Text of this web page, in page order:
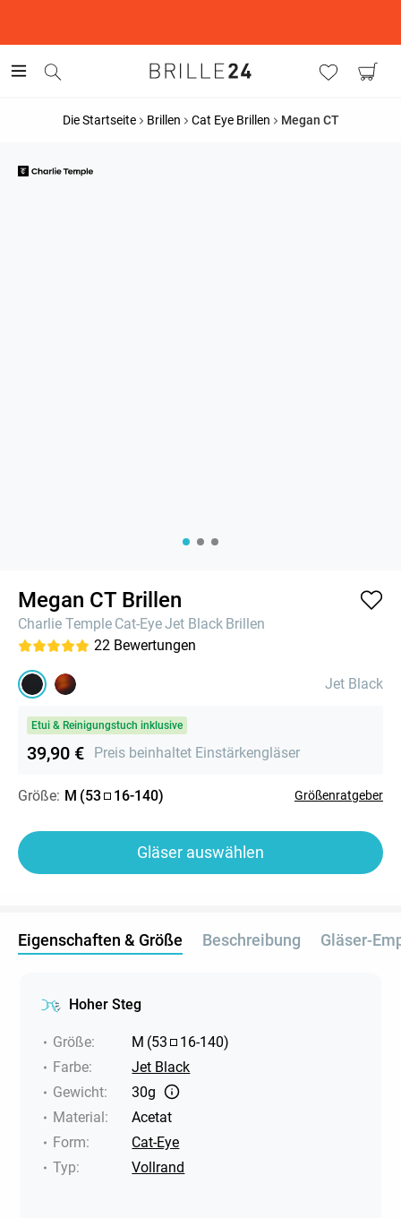
Die Startseite Brillen Cat Eye Brillen Megan CT
Megan CT Brillen
Charlie Temple Cat-EyeJet Black Brillen
22 Bewertungen
Jet Black
Etui & Reinigungstuch inklusive
39,90 € Preis beinhaltet Einstärkengläser
Größe: M (53 16-140) Größenratgeber
Gläser auswählen
Eigenschaften & Größe Beschreibung Gläser-
Hoher Steg
Größe: M (53 16-140)
Farbe:
Jet Black
Gewicht:
30g
Material:
Acetat
Form:
Cat-Eye
Typ: Vollrand